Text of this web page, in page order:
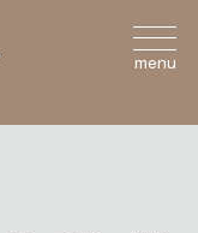
menu